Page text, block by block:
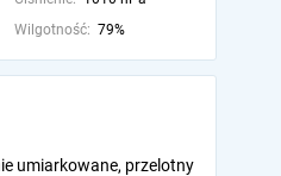
Wilgotność: 79%
umiarkowane, przelotny